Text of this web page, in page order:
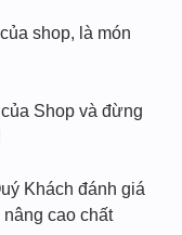
shop, là món
Shop và đừng
Khách đánh giá
cao chất